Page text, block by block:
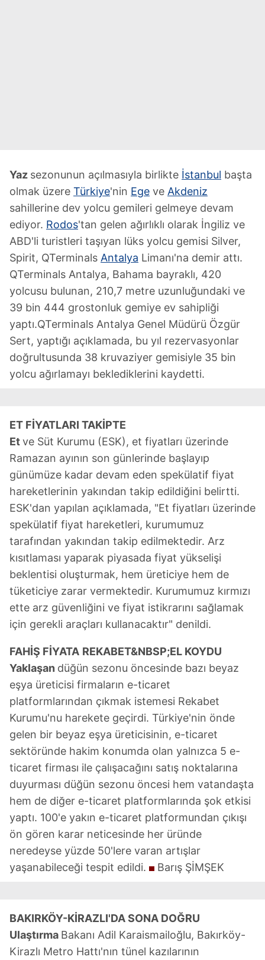
Yaz sezonunun açılmasıyla birlikte İstanbul başta
olmak üzere Türkiye'nin Ege ve Akdeniz
sahillerine dev yolcu gemileri gelmeye devam
ediyor. Rodos'tan gelen ağırlıklı olarak İngiliz ve
ABD'li turistleri taşıyan lüks yolcu gemisi Silver,
Spirit, QTerminals Antalya Limanı'na demir attı.
QTerminals Antalya, Bahama bayraklı, 420
yolcusu bulunan, 210,7 metre uzunluğundaki ve
39 bin 444 grostonluk gemiye ev sahipliği
yaptı.QTerminals Antalya Genel Müdürü Özgür
Sert, yaptığı açıklamada, bu yıl rezervasyonlar
doğrultusunda 38 kruvaziyer gemisiyle 35 bin
yolcu ağırlamayı beklediklerini kaydetti.
ET FİYATLARI TAKİPTE
Etve Süt Kurumu (ESK), et fiyatları üzerinde
Ramazan ayının son günlerinde başlayıp
günümüze kadar devam eden spekülatif fiyat
hareketlerinin yakından takip edildiğini belirtti.
ESK'dan yapılan açıklamada, "Et fiyatları üzerinde
spekülatif fiyat hareketleri, kurumumuz
tarafından yakından takip edilmektedir. Arz
kısıtlaması yaparak piyasada fiyat yükselişi
beklentisi oluşturmak, hem üreticiye hem de
tüketiciye zarar vermektedir. Kurumumuz kırmızı
ette arz güvenliğini ve fiyat istikrarını sağlamak
için gerekli araçları kullanacaktır" denildi.
FAHİŞ FİYATA REKABET&NBSP;EL KOYDU
Yaklaşan düğün sezonu öncesinde bazı beyaz
eşya üreticisi firmaların e-ticaret
platformlarından çıkmak istemesi Rekabet
Kurumu'nu harekete geçirdi. Türkiye'nin önde
gelen bir beyaz eşya üreticisinin, e-ticaret
sektöründe hakim konumda olan yalnızca 5 e-
ticaret firması ile çalışacağını satış noktalarına
duyurması düğün sezonu öncesi hem vatandaşta
hem de diğer e-ticaret platformlarında şok etkisi
yaptı. 100'e yakın e-ticaret platformundan çıkışı
ön gören karar neticesinde her üründe
neredeyse yüzde 50'lere varan artışlar
yaşanabileceği tespit edildi.
Barış ŞİMŞEK
BAKIRKÖY-KİRAZLI'DA SONA DOĞRU
Ulaştırma Bakanı Adil Karaismailoğlu, Bakırköy-
Kirazlı Metro Hattı'nın tünel kazılarının